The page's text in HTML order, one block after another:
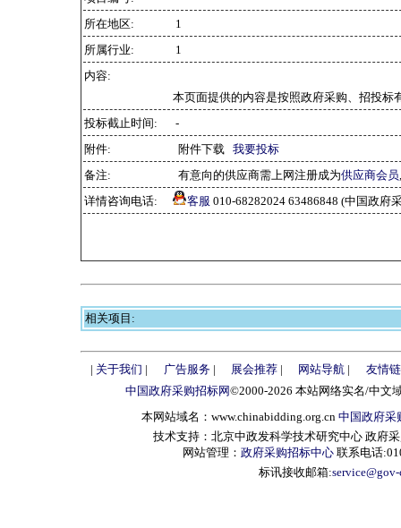
所在地区:
1
所属行业:
1
内容:
本页面提供的内容是按照政府采购、招投标
投标截止时间:
-
附件:
附件下载 我要投标
备注:
有意向的供应商需上网注册成为供应商会员
详情咨询电话:
客服 010-68282024 63486848 (中国政府
相关项目:
| 关于我们 | 广告服务| 展会推荐| 网站导航 |
友情
中国政府采购招标网©2000-2026 本站网络实名/中文
本网站域名：www.chinabidding.org.cn 中国政府采
技术支持：北京中政发科学技术研究中心 政府
网站管理： 政府采购招标中心 联系电话
标讯接收邮箱: